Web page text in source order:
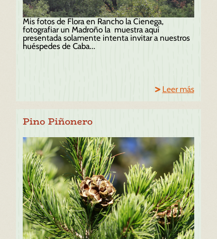
Mis fotos de Flora en Rancho la Cienega,
fotografiar un Madroño la muestra aquí
presentada solamente intenta invitar a nuestros
huéspedes de Caba...
Leer más
Pino Piñonero